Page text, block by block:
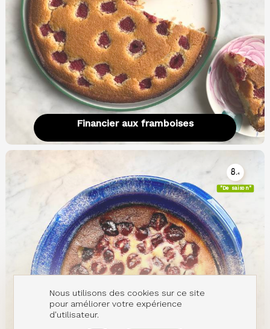
Financier aux framboises
8.4
"De saison"
Nous utilisons des cookies sur ce site
pour améliorer votre expérience
d'utilisateur.